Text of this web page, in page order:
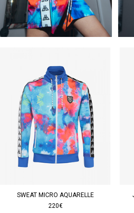
SWEAT MICRO AQUARELLE
220€